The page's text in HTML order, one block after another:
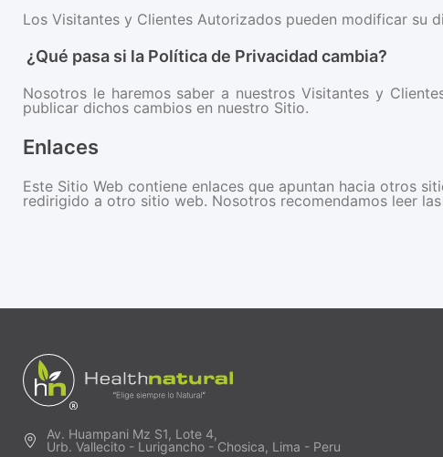
Los Visitantes y Clientes Autorizados pueden modificar su
¿Qué pasa si la Política de Privacidad cambia?
Nosotros le haremos saber a nuestros Visitantes y
publicar dichos cambios en nuestro Sitio.
Enlaces
Este Sitio Web contiene enlaces que apuntan hacia otros
redirigido a otro sitio web. Nosotros recomendamos leer
Av. Huampani Mz S1, Lote 4,
Urb. Vallecito - Lurigancho - Chosica, Lima - Peru